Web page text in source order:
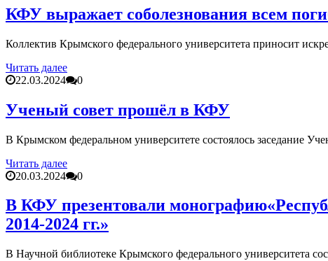
КФУ выражает соболезнования всем
Коллектив Крымского федерального университета приносит
Читать далее
22.03.2024
0
Ученый совет прошёл в КФУ
В Крымском федеральном университете состоялось заседание
Читать далее
20.03.2024
0
В КФУ презентовали
2014-2024 гг.»
В Научной библиотеке Крымского федерального университета